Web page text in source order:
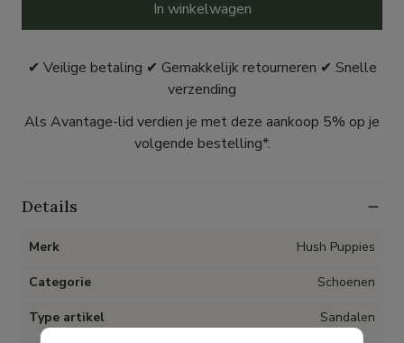
In winkelwagen
✔ Veilige betaling ✔ Gemakkelijk retourneren ✔ Snelle
verzending
Als Avantage-lid verdien je met deze aankoop 5% op je
volgende bestelling*.
Details
Merk Hush Puppies
Categorie Schoenen
Type artikel Sandalen